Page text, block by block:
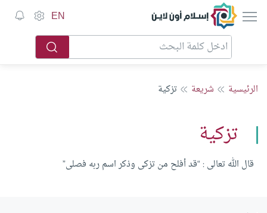
إسلام أون لاين EN
الرئيسية شريعة تزكية
تزكية
قال الله تعالى : “قد أفلح من تزكى وذكر اسم ربه فصلى”